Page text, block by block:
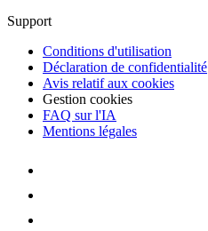
Support
Conditions d'utilisation
Déclaration de confidentialité
Avis relatif aux cookies
Gestion cookies
FAQ sur l'IA
Mentions légales